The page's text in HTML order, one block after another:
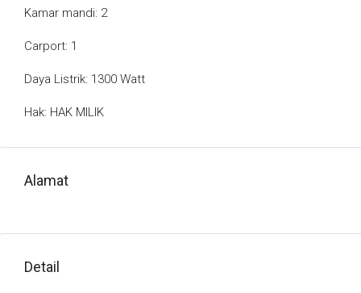
Kamar mandi: 2
Carport: 1
Daya Listrik: 1300 Watt
Hak: HAK MILIK
Alamat
Detail